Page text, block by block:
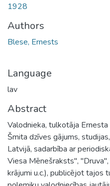
1928
Authors
Blese, Ernests
Language
lav
Abstract
Valodnieka, tulkotāja
Šmita dzīves gājums,
Latvijā, sadarbība ar
Viesa Mēnešraksts",
krājumi u.c.), publicējot tajos